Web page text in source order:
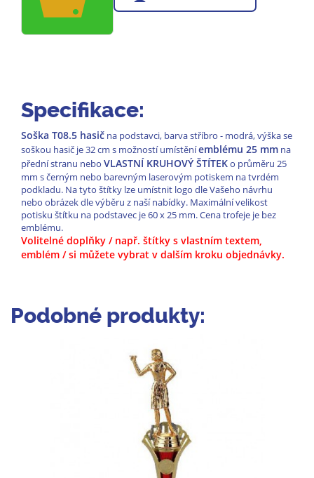
Specifikace:
Soška T08.5 hasič na podstavci, barva stříbro - modrá, výška se
soškou hasič je 32 cm s možností umístěníemblému 25 mm na
přední stranu nebo VLASTNÍ KRUHOVÝ ŠTÍTEKo průměru 25
mm s černým nebo barevným laserovým potiskem na tvrdém
podkladu. Na tyto štítky lze umístnit logo dle Vašeho návrhu
nebo obrázek dle výběru z naší nabídky. Maximální velikost
potisku štítku na podstavec je 60 x 25 mm. Cena trofeje je bez
emblému.
Volitelné doplňky / např. štítky s vlastním textem,
emblém / si můžete vybrat v dalším kroku objednávky.
Podobné produkty: